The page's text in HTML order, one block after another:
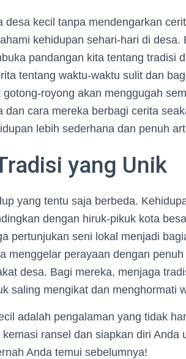
desa kecil tanpa mendengarkan
kehidupan sehari-hari di desa.
pandangan kita tentang tradisi
tentang waktu-waktu sulit dan
royong akan menggugah
dan cara mereka berbagi cerita
lebih sederhana dan penuh
yang Unik
yang tentu saja berbeda.
dengan hiruk-pikuk kota
pertunjukan seni lokal menjadi
menggelar perayaan dengan
desa. Bagi mereka, menjaga
saling mengikat dan menghormati
adalah pengalaman yang tidak
ransel dan siapkan diri Anda
Anda temui sebelumnya!